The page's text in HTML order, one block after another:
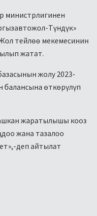
министрлигинен
Түндүк»
тейлөө мекемесинин
жатат.
жолу 2023-
өткөрүлүп
жаратылышы кооз
жана тазалоо
деп айтылат